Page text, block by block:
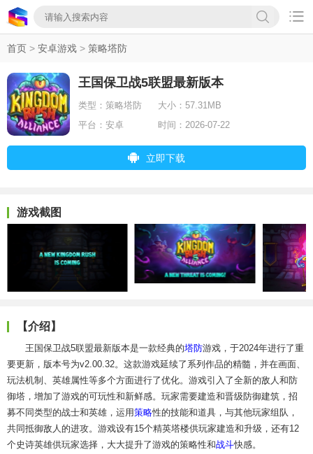

首页 > 安卓游戏 > 策略塔防
王国保卫战5联盟最新版本
类型： 策略塔防 大小： 57.31MB
平台： 安卓 时间： 2026-07-22
立即下载
游戏截图
【介绍】
王国保卫战5联盟最新版本是一款经典的塔防游戏，于2024年进行了重
要更新，版本号为v2.00.32。这款游戏延续了系列作品的精髓，并在画面、
玩法机制、英雄属性等多个方面进行了优化。游戏引入了全新的敌人和防
御塔，增加了游戏的可玩性和新鲜感。玩家需要建造和晋级防御建筑，招
募不同类型的战士和英雄，运用策略性的技能和道具，与其他玩家组队，
共同抵御敌人的进攻。游戏设有15个精英塔楼供玩家建造和升级，还有12
个史诗英雄供玩家选择，大大提升了游戏的策略性和战斗快感。